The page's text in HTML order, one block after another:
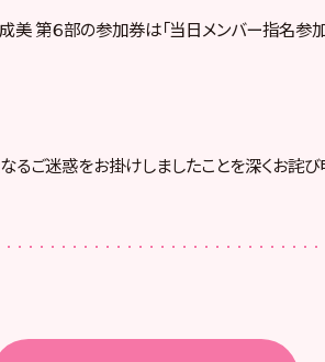
美 第６部の参加券は「当日メンバー指名参加
ご迷惑をお掛けしましたことを深くお詫び